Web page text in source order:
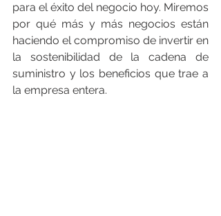
para el éxito del negocio hoy. Miremos
por qué más y más negocios están
haciendo el compromiso de invertir en
la sostenibilidad de la cadena de
suministro y los beneficios que trae a
la empresa entera.